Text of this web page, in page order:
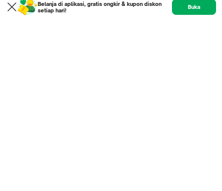
Belanja di aplikasi, gratis ongkir & kupon diskon
setiap hari!
Buka